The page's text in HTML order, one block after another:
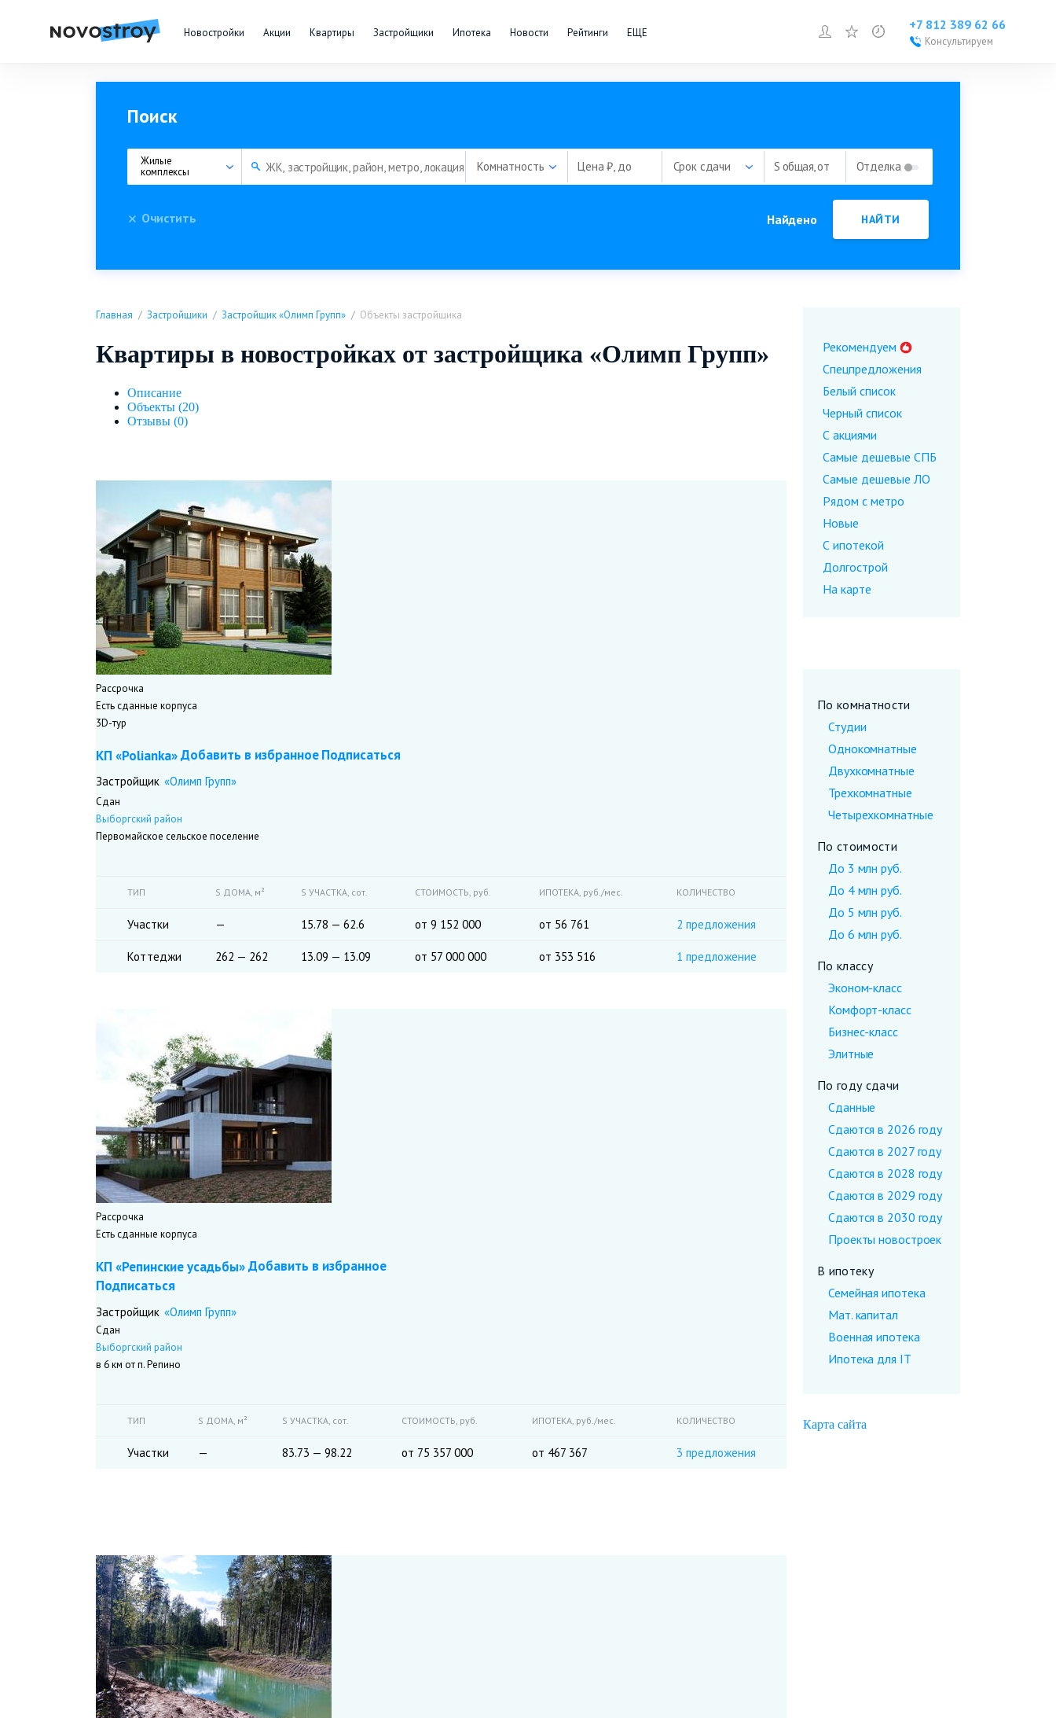
Новостройки Акции Квартиры Застройщики Ипотека Новости Рейтинги ЕЩЕ Войти или зарегистрироваться
зарегистрироваться
ИзбранноеПросмотренное
+7 812 389 62 66
Консультируем
Поиск
Жилые
комплексы
Комнатность Цена ₽, до Срок сдачи S общая, от Отделка
Очистить Найдено НАЙТИ
Рекомендуем
Спецпредложения
Белый список
Черный список
С акциями
Самые дешевые CПБ
Самые дешевые ЛО
Рядом с метро
Новые
С ипотекой
Долгострой
На карте
По комнатности
Студии
Однокомнатные
Двухкомнатные
Трехкомнатные
Четырехкомнатные
По стоимости
До 3 млн руб.
До 4 млн руб.
До 5 млн руб.
До 6 млн руб.
По классу
Эконом-класс
Комфорт-класс
Бизнес-класс
Элитные
По году сдачи
Сданные
Сдаются в 2026 году
Сдаются в 2027 году
Сдаются в 2028 году
Сдаются в 2029 году
Сдаются в 2030 году
Проекты новостроек
В ипотеку
Семейная ипотека
Мат. капитал
Военная ипотека
Ипотека для IT
Карта сайта
Главная Застройщики Застройщик «Олимп Групп» Объекты застройщика
Квартиры в новостройках от застройщика «Олимп Групп»
Описание
Объекты (20)
Отзывы (0)
Рассрочка
Есть сданные корпуса
3D-тур
КП «Polianka»Добавить в избранноеПодписаться
Застройщик «Олимп Групп»
Сдан
Выборгский район
Первомайское сельское поселение
ТИП S ДОМА, м² S УЧАСТКА, сот. СТОИМОСТЬ, руб. ИПОТЕКА, руб./мес. КОЛИЧЕСТВО
Участки — 15.78 — 62.6 от 9 152 000 от 56 761 2 предложения
Коттеджи 262 — 262 13.09 — 13.09 от 57 000 000 от 353 516 1 предложение
Рассрочка
Есть сданные корпуса
КП «Репинские усадьбы»Добавить в избранное
Подписаться
Застройщик «Олимп Групп»
Сдан
Выборгский район
в 6 км от п. Репино
ТИП S ДОМА, м² S УЧАСТКА, сот. СТОИМОСТЬ, руб. ИПОТЕКА, руб./мес. КОЛИЧЕСТВО
Участки — 83.73 — 98.22 от 75 357 000 от 467 367 3 предложения